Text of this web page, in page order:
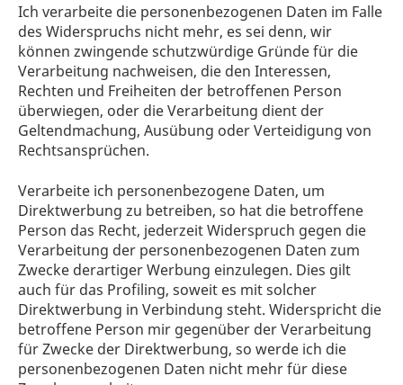
Ich verarbeite die personenbezogenen Daten im Falle
des Widerspruchs nicht mehr, es sei denn, wir
können zwingende schutzwürdige Gründe für die
Verarbeitung nachweisen, die den Interessen,
Rechten und Freiheiten der betroffenen Person
überwiegen, oder die Verarbeitung dient der
Geltendmachung, Ausübung oder Verteidigung von
Rechtsansprüchen.
Verarbeite ich personenbezogene Daten, um
Direktwerbung zu betreiben, so hat die betroffene
Person das Recht, jederzeit Widerspruch gegen die
Verarbeitung der personenbezogenen Daten zum
Zwecke derartiger Werbung einzulegen. Dies gilt
auch für das Profiling, soweit es mit solcher
Direktwerbung in Verbindung steht. Widerspricht die
betroffene Person mir gegenüber der Verarbeitung
für Zwecke der Direktwerbung, so werde ich die
personenbezogenen Daten nicht mehr für diese